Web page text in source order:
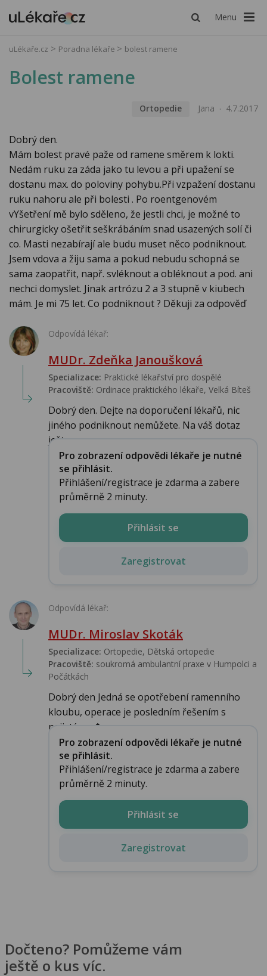
Menu
uLékaře.cz Poradna lékaře bolest ramene
Bolest ramene
Ortopedie Jana 4.7.2017
Dobrý den.
Mám bolest pravé paže od ramene směrem k lokti.
Nedám ruku za záda jako tu levou a při upažení se
dostanu max. do poloviny pohybu.Při vzpažení dostanu
ruku nahoru ale při bolesti . Po roentgenovém
vYšetření mě bylo sděleno, že jestli chci, je možné to
chirurgicky ošetřit seškrábáním snad usazených solí či
co. Masti nezabírají ale budu muset něco podniknout.
Jsem vdova a žiju sama a pokud nebudu schopná se
sama zaopatřit, např. svléknout a obléknout a pod. ani
nechci domyslet. Jinak artrózu 2 a 3 stupně v kiubech
mám. Je mi 75 let. Co podniknout ? Děkuji za odpověď
Odpovídá lékař:
MUDr. Zdeňka Janoušková
Specializace: Praktické lékařství pro dospělé
Pracoviště: Ordinace praktického lékaře, Velká Bíteš
Dobrý den. Dejte na doporučení lékařů, nic
jiného podniknout nemůžete. Na váš dotaz
ješt...
Pro zobrazení odpovědi lékaře je nutné
se přihlásit.
Přihlášení/registrace je zdarma a zabere
průměrně 2 minuty.
Přihlásit se
Zaregistrovat
Odpovídá lékař:
MUDr. Miroslav Skoták
Specializace: Ortopedie, Dětská ortopedie
Pracoviště: soukromá ambulantní praxe v Humpolci a
Počátkách
Dobrý den Jedná se opotřebení ramenního
kloubu, operace je posledním řešením s
nejistým v�...
Pro zobrazení odpovědi lékaře je nutné
se přihlásit.
Přihlášení/registrace je zdarma a zabere
průměrně 2 minuty.
Přihlásit se
Zaregistrovat
Dočteno? Pomůžeme vám
ještě o kus víc.